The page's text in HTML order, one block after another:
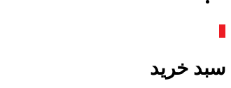
سبد خرید